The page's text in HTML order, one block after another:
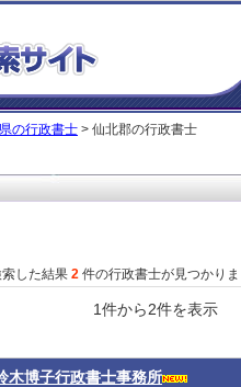
の行政書士 > 仙北郡の行政書士
索した結果 2 件の行政書士が見つかり
1件から2件を表
木博子行政書士事務所